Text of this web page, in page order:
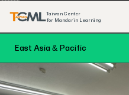
Taiwan Center
for Mandarin Learning
East Asia & Pacific